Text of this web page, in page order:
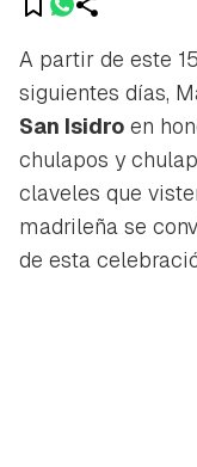
A partir de este
siguientes días,
San Isidro en
chulapos y
claveles que
madrileña se
de esta